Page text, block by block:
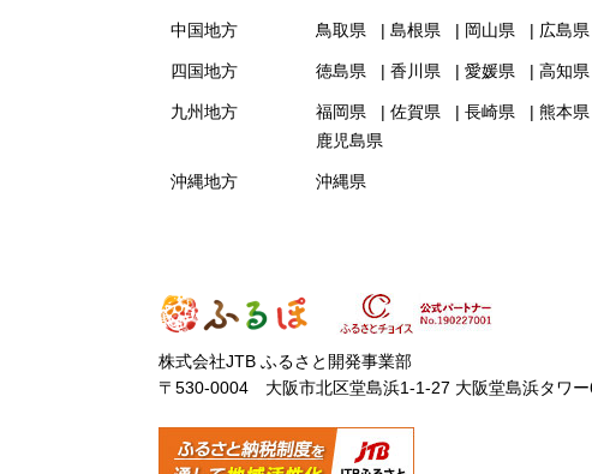
中国地方 鳥取県 島根県 岡山県 広島県
四国地方 徳島県 香川県 愛媛県 高知県
九州地方 福岡県 佐賀県 長崎県 熊本県
鹿児島県
沖縄地方 沖縄県
株式会社JTB ふるさと開発事業部
〒530-0004 大阪市北区堂島浜1-1-27 大阪堂島浜タワ